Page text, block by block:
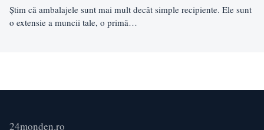
Ştim că ambalajele sunt mai mult decât simple recipiente. Ele sunt
o extensie a muncii tale, o primă…
24monden.ro